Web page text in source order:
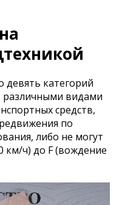
девять категорий
различными видами
средств,
по
либо не могут
км/ч) до F (вождение